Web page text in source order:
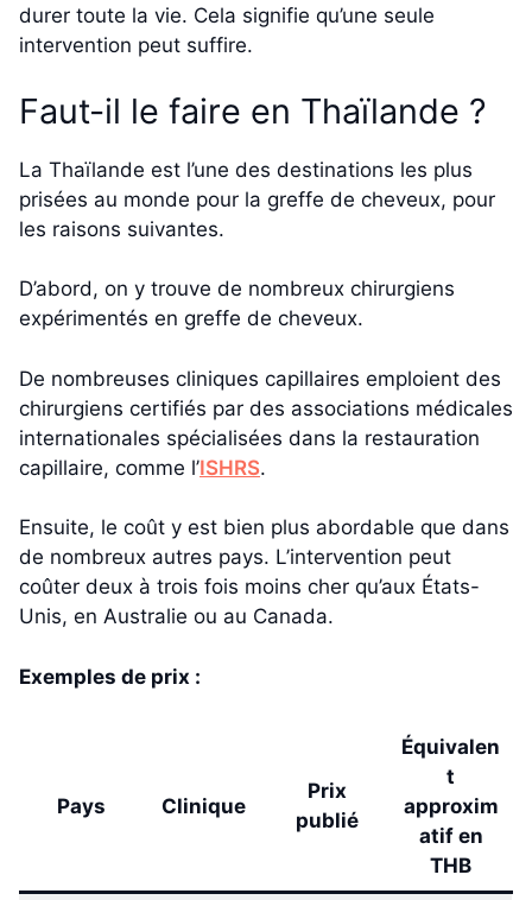
durer toute la vie. Cela signifie qu’une seule
intervention peut suffire.
Faut-il le faire en Thaïlande ?
La Thaïlande est l’une des destinations les plus
prisées au monde pour la greffe de cheveux, pour
les raisons suivantes.
D’abord, on y trouve de nombreux chirurgiens
expérimentés en greffe de cheveux.
De nombreuses cliniques capillaires emploient des
chirurgiens certifiés par des associations médicales
internationales spécialisées dans la restauration
capillaire, comme l’ISHRS.
Ensuite, le coût y est bien plus abordable que dans
de nombreux autres pays. L’intervention peut
coûter deux à trois fois moins cher qu’aux États-
Unis, en Australie ou au Canada.
Exemples de prix :
Pays Clinique
Prix
publié
Équivalen
t
approxim
atif en
THB